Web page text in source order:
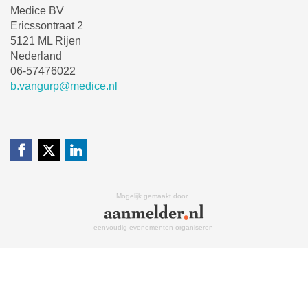
Medice BV
Ericssontraat 2
5121 ML Rijen
Nederland
06-57476022
b.vangurp@medice.nl
Mogelijk gemaakt door
eenvoudig evenementen organiseren